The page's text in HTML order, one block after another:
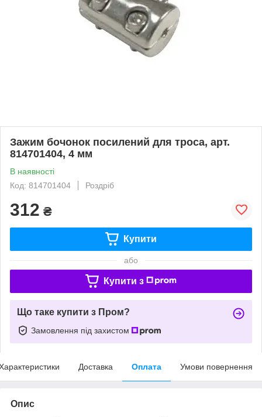
Зажим бочонок посилений для троса, арт.
814701404, 4 мм
В наявності
Код: 814701404
Роздріб
312 ₴
Купити
або
Купити з
Що таке купити з Пром?
Замовлення під захистом
Доставка Оплата Умови повернення
Опис